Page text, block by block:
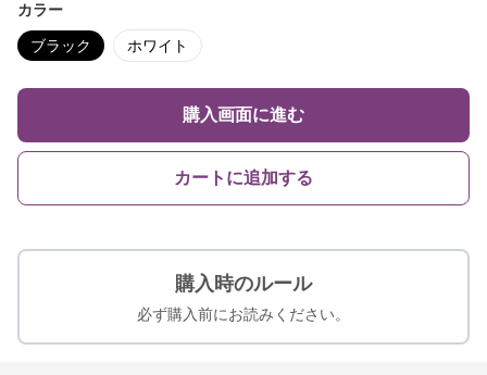
カラー
ブラック ホワイト
購入画面に進む
カートに追加する
購入時のルール
必ず購入前にお読みください。